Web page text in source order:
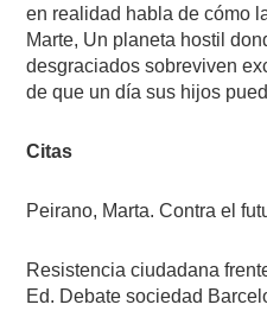
en realidad habla de cómo
Marte, Un planeta hostil
desgraciados sobreviven
de que un día sus hijos
Citas
Peirano, Marta. Contra el
Resistencia ciudadana
Ed. Debate sociedad